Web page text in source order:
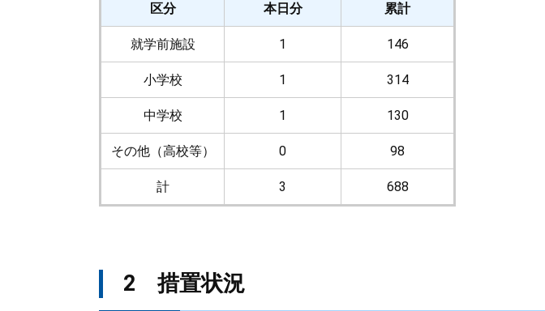
区分 本日分 累計
就学前施設 1 146
小学校 1 314
中学校 1 130
その他（高校等） 0 98
計 3 688
2 措置状況